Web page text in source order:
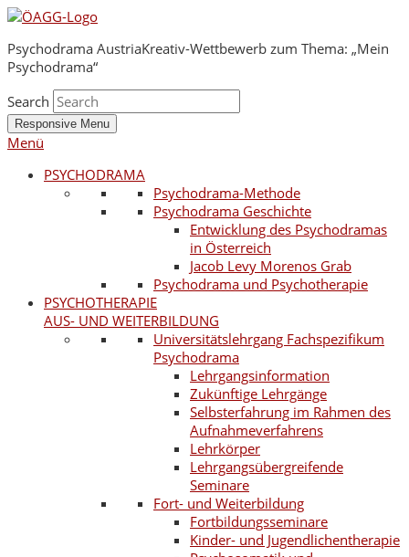
Psychodrama AustriaKreativ-Wettbewerb zum Thema: „Mein
Psychodrama“
Search
Responsive Menu
Menü
PSYCHODRAMA
Psychodrama-Methode
Psychodrama Geschichte
Entwicklung des Psychodramas
in Österreich
Jacob Levy Morenos Grab
Psychodrama und Psychotherapie
PSYCHOTHERAPIE
AUS- UND WEITERBILDUNG
Universitätslehrgang Fachspezifikum
Psychodrama
Lehrgangsinformation
Zukünftige Lehrgänge
Selbsterfahrung im Rahmen des
Aufnahmeverfahrens
Lehrkörper
Lehrgangsübergreifende
Seminare
Fort- und Weiterbildung
Fortbildungsseminare
Kinder- und Jugendlichentherapie